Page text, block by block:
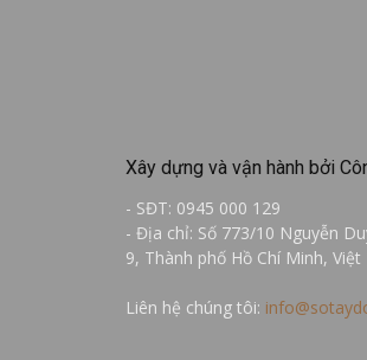
Xây dựng và vận hành bởi
- SĐT: 0945 000 129
- Địa chỉ: Số 773/10 Nguyễn
9, Thành phố Hồ Chí Minh,
Liên hệ chúng tôi: